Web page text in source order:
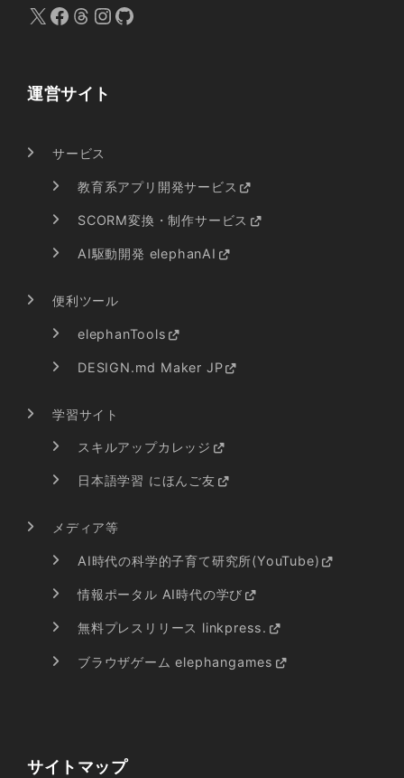
X Facebook Threads InstagramGitHub
運営サイト
サービス
教育系アプリ開発サービス
SCORM変換・制作サービス
AI駆動開発 elephanAI
便利ツール
elephanTools
DESIGN.md Maker JP
学習サイト
スキルアップカレッジ
日本語学習 にほんご友
メディア等
AI時代の科学的子育て研究所(YouTube)
情報ポータル AI時代の学び
無料プレスリリース linkpress.
ブラウザゲーム elephangames
サイトマップ